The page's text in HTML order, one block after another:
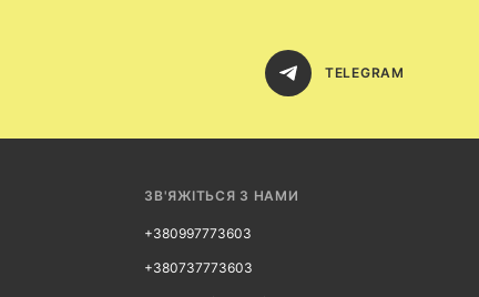
TELEGRAM
ЗВ'ЯЖІТЬСЯ З НАМИ
+380997773603
+380737773603